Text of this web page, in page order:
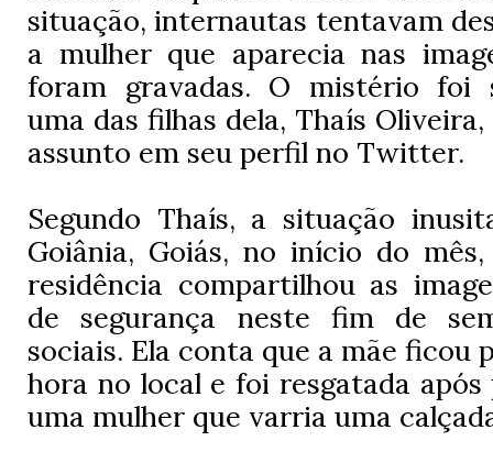
situação, internautas tentavam
a mulher que aparecia nas
foram gravadas. O mistério foi
uma das filhas dela, Thaís
assunto em seu perfil no Twitter.
Segundo Thaís, a situação
Goiânia, Goiás, no início do
residência compartilhou as
de segurança neste fim de
sociais. Ela conta que a mãe ficou
hora no local e foi resgatada
uma mulher que varria uma